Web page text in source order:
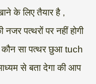
के लिए तैयार है ,
पत्थरों पर नहीं होगी
कौन सा पत्थर छुआ tuch
से बता देगा की आप